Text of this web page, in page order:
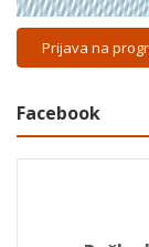
Prijava na
Facebook